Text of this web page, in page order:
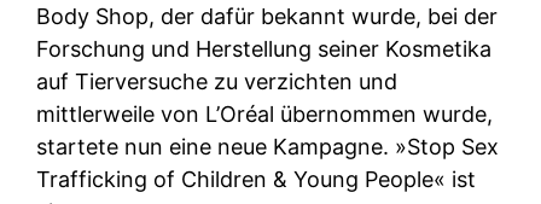
Body Shop, der dafür bekannt wurde, bei der
Forschung und Herstellung seiner Kosmetika
auf Tierversuche zu verzichten und
mittlerweile von L’Oréal übernommen wurde,
startete nun eine neue Kampagne. »Stop Sex
Trafficking of Children & Young People« ist